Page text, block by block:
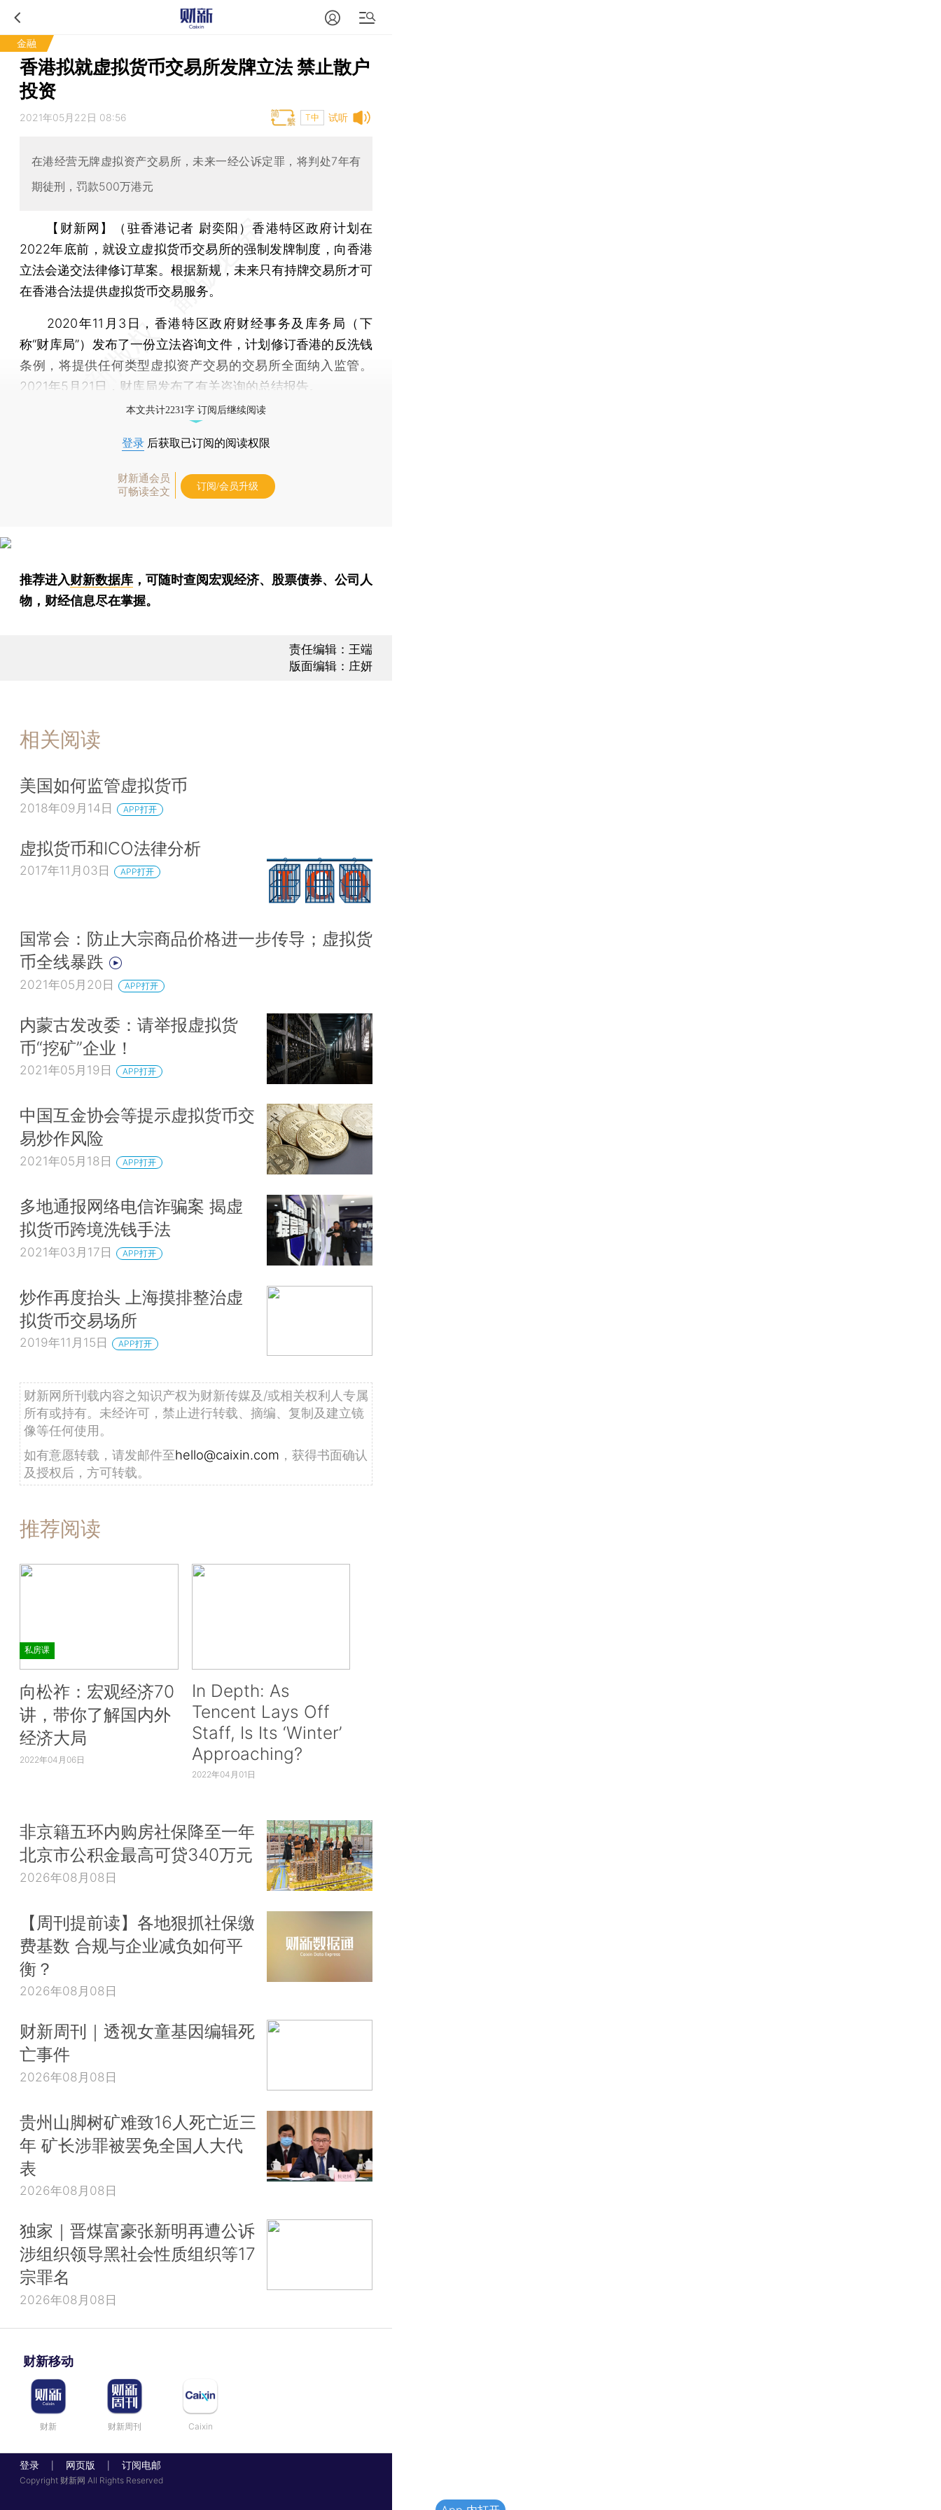
金融
香港拟就虚拟货币交易所发牌立法 禁止散户
投资
试听
2021年05月22日 08:56 T中
在港经营无牌虚拟资产交易所，未来一经公诉定罪，将判处7年有
期徒刑，罚款500万港元
【财新网】（驻香港记者 尉奕阳）香港特区政府计划在
2022年底前，就设立虚拟货币交易所的强制发牌制度，向香港
立法会递交法律修订草案。根据新规，未来只有持牌交易所才可
在香港合法提供虚拟货币交易服务。
2020年11月3日，香港特区政府财经事务及库务局（下
称“财库局”）发布了一份立法咨询文件，计划修订香港的反洗钱
条例，将提供任何类型虚拟资产交易的交易所全面纳入监管。
2021年5月21日，财库局发布了有关咨询的总结报告。
本文共计2231字 订阅后继续阅读
登录 后获取已订阅的阅读权限
财新通会员
可畅读全文
订阅/会员升级
推荐进入财新数据库 ，可随时查阅宏观经济、股票债券、公司人
物，财经信息尽在掌握。
责任编辑：王端
版面编辑：庄妍
相关阅读
美国如何监管虚拟货币
2018年09月14日 APP打开
虚拟货币和ICO法律分析
2017年11月03日 APP打开
国常会：防止大宗商品价格进一步传导；虚拟货
币全线暴跌
2021年05月20日 APP打开
内蒙古发改委：请举报虚拟货
币“挖矿”企业！
2021年05月19日 APP打开
中国互金协会等提示虚拟货币交
易炒作风险
2021年05月18日 APP打开
多地通报网络电信诈骗案 揭虚
拟货币跨境洗钱手法
2021年03月17日 APP打开
炒作再度抬头 上海摸排整治虚
拟货币交易场所
2019年11月15日 APP打开
财新网所刊载内容之知识产权为财新传媒及/或相关权利人专属
所有或持有。未经许可，禁止进行转载、摘编、复制及建立镜
像等任何使用。
如有意愿转载，请发邮件至hello@caixin.com ，获得书面确认
及授权后，方可转载。
推荐阅读
私房课
向松祚：宏观经济70
讲，带你了解国内外
经济大局
2022年04月06日
In Depth: As
Tencent Lays Off
Staff, Is Its ‘Winter’
Approaching?
2022年04月01日
非京籍五环内购房社保降至一年
北京市公积金最高可贷340万元
2026年08月08日
【周刊提前读】各地狠抓社保缴
费基数 合规与企业减负如何平
衡？
2026年08月08日
财新周刊｜透视女童基因编辑死
亡事件
2026年08月08日
贵州山脚树矿难致16人死亡近三
年 矿长涉罪被罢免全国人大代
表
2026年08月08日
独家｜晋煤富豪张新明再遭公诉
涉组织领导黑社会性质组织等17
宗罪名
2026年08月08日
财新移动
财新 财新周刊 Caixin
登录 网页版 订阅电邮
Copyright 财新网 All Rights Reserved